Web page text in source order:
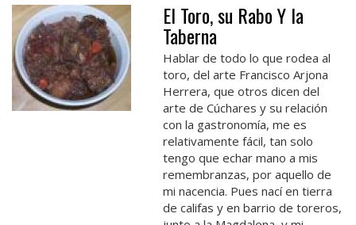
El Toro, su Rabo Y la
Taberna
Hablar de todo lo que rodea al
toro, del arte Francisco Arjona
Herrera, que otros dicen del
arte de Cúchares y su relación
con la gastronomía, me es
relativamente fácil, tan solo
tengo que echar mano a mis
remembranzas, por aquello de
mi nacencia. Pues nací en tierra
de califas y en barrio de toreros,